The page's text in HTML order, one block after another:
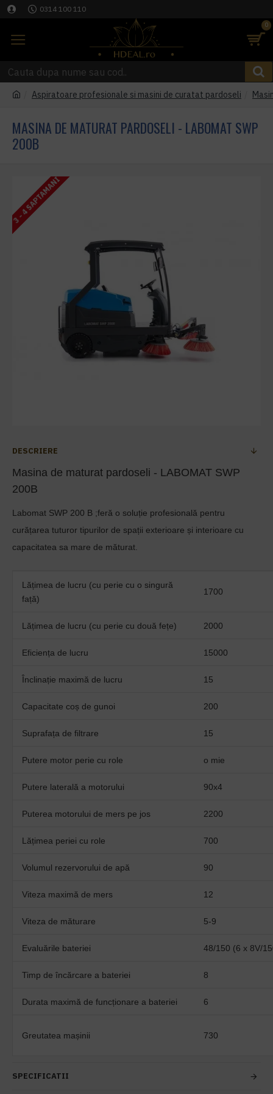
0314 100 110
0
Aspiratoare profesionale si masini de curatat pardoseli
MASINA DE MATURAT PARDOSELI - LABOMAT SWP
200B
3 - 4 SAPTAMANI
DESCRIERE
Masina de maturat pardoseli - LABOMAT SWP
200B
Labomat SWP 200 B ;feră o soluție profesională pentru
curățarea tuturor tipurilor de spații exterioare și interioare cu
capacitatea sa mare de măturat.
Lățimea de lucru (cu perie cu o singură
față)
1700
Lățimea de lucru (cu perie cu două fețe) 2000
Eficiența de lucru 15000
Înclinație maximă de lucru 15
Capacitate coș de gunoi 200
Suprafața de filtrare 15
Putere motor perie cu role o mie
Putere laterală a motorului 90x4
Puterea motorului de mers pe jos 2200
Lățimea periei cu role 700
Volumul rezervorului de apă 90
Viteza maximă de mers 12
Viteza de măturare 5-9
Evaluările bateriei 48/150 (6 x 8V/
Timp de încărcare a bateriei 8
Durata maximă de funcționare a bateriei 6
Greutatea mașinii 730
SPECIFICATII